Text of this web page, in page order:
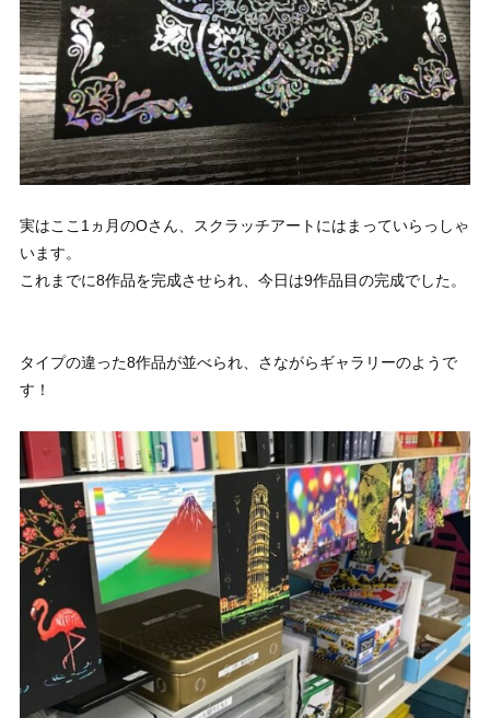
実はここ1ヵ月のOさん、スクラッチアートにはまっていらっしゃ
います。
これまでに8作品を完成させられ、今日は9作品目の完成でした。
タイプの違った8作品が並べられ、さながらギャラリーのようで
す！